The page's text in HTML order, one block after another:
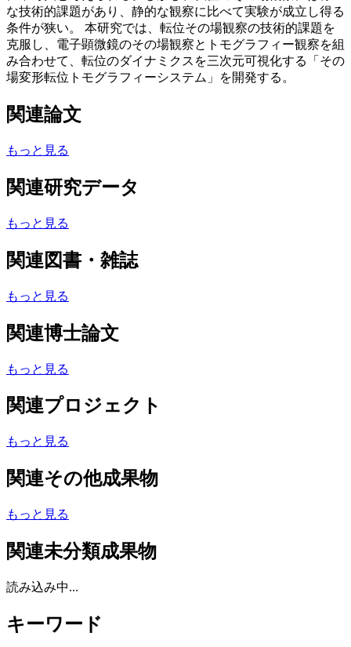
な技術的課題があり、静的な観察に比べて実験が成立し得る
条件が狭い。 本研究では、転位その場観察の技術的課題を
克服し、電子顕微鏡のその場観察とトモグラフィー観察を組
み合わせて、転位のダイナミクスを三次元可視化する「その
場変形転位トモグラフィーシステム」を開発する。
関連論文
もっと見る
関連研究データ
もっと見る
関連図書・雑誌
もっと見る
関連博士論文
もっと見る
関連プロジェクト
もっと見る
関連その他成果物
もっと見る
関連未分類成果物
読み込み中...
キーワード